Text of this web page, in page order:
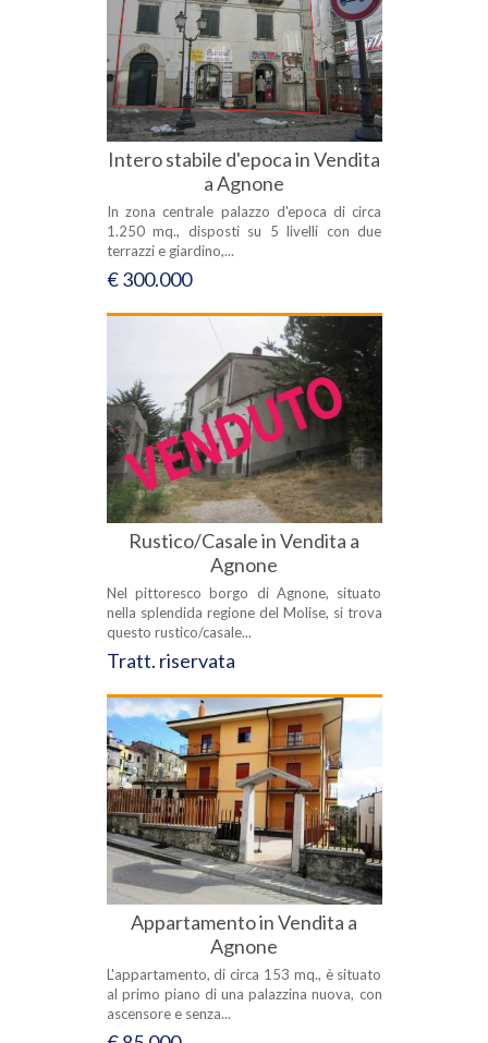
Intero stabile d'epoca in Vendita
a Agnone
In zona centrale palazzo d'epoca di circa
1.250 mq., disposti su 5 livelli con due
terrazzi e giardino,...
€ 300.000
Rustico/Casale in Vendita a
Agnone
Nel pittoresco borgo di Agnone, situato
nella splendida regione del Molise, si trova
questo rustico/casale...
Tratt. riservata
Appartamento in Vendita a
Agnone
L'appartamento, di circa 153 mq., è situato
al primo piano di una palazzina nuova, con
ascensore e senza...